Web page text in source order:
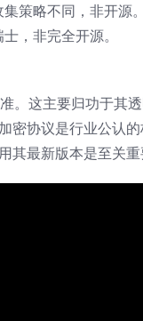
策略不同，非开源。
，非完全开源。
。这主要归功于其
密协议是行业公认
最新版本是至关重